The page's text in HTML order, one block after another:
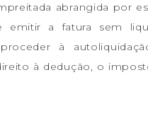
abrangida por
emitir a fatura sem
à
à dedução, o